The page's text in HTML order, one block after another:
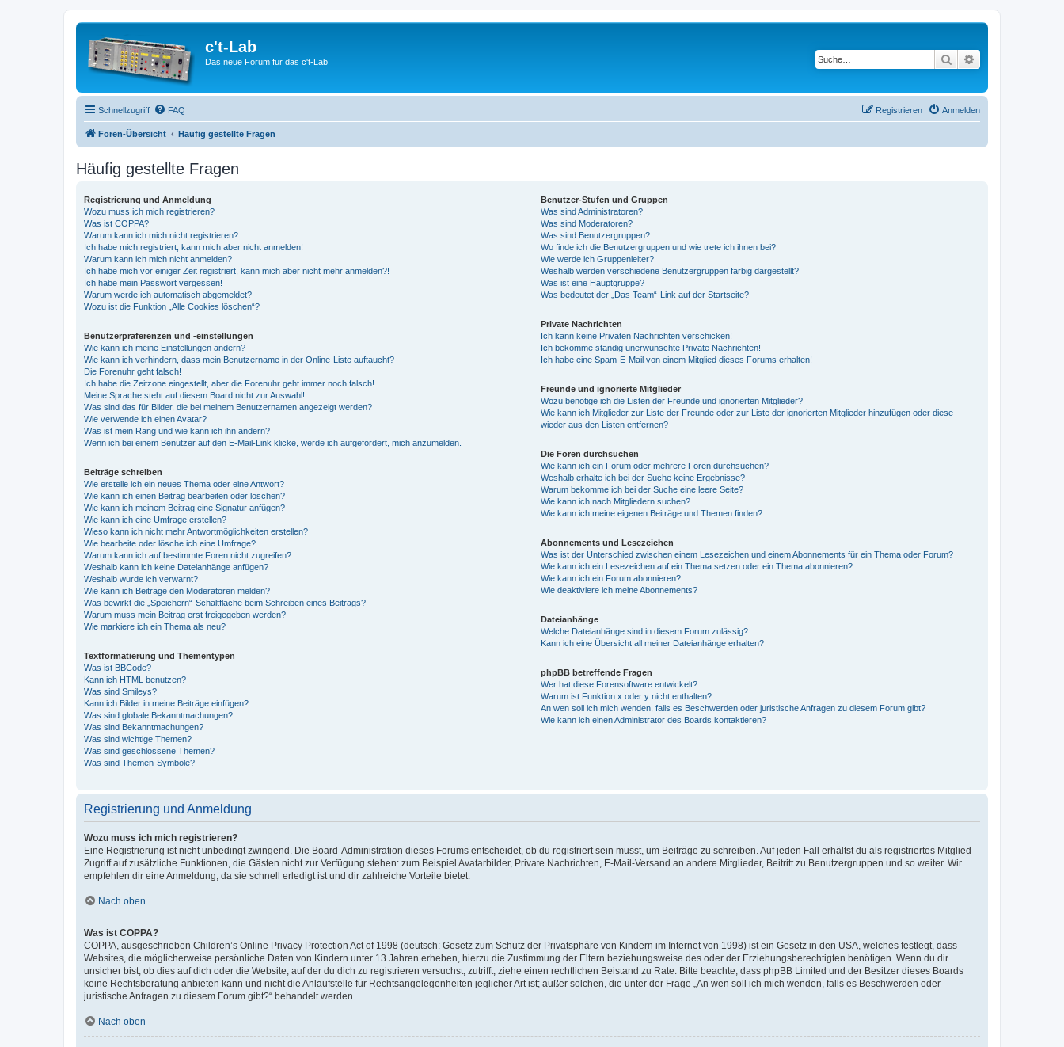
c't-Lab
Das neue Forum für das c't-Lab Suche
Schnellzugriff FAQ Anmelden
Registrieren
Foren-Übersicht Häufig gestellte Fragen
Häufig gestellte Fragen
Registrierung und Anmeldung
Wozu muss ich mich registrieren?
Was ist COPPA?
Warum kann ich mich nicht registrieren?
Ich habe mich registriert, kann mich aber nicht anmelden!
Warum kann ich mich nicht anmelden?
Ich habe mich vor einiger Zeit registriert, kann mich aber nicht mehr anmelden?!
Ich habe mein Passwort vergessen!
Warum werde ich automatisch abgemeldet?
Wozu ist die Funktion „Alle Cookies löschen“?
Benutzerpräferenzen und -einstellungen
Wie kann ich meine Einstellungen ändern?
Wie kann ich verhindern, dass mein Benutzername in der Online-Liste auftaucht?
Die Forenuhr geht falsch!
Ich habe die Zeitzone eingestellt, aber die Forenuhr geht immer noch falsch!
Meine Sprache steht auf diesem Board nicht zur Auswahl!
Was sind das für Bilder, die bei meinem Benutzernamen angezeigt werden?
Wie verwende ich einen Avatar?
Was ist mein Rang und wie kann ich ihn ändern?
Wenn ich bei einem Benutzer auf den E-Mail-Link klicke, werde ich aufgefordert, mich anzumelden.
Beiträge schreiben
Wie erstelle ich ein neues Thema oder eine Antwort?
Wie kann ich einen Beitrag bearbeiten oder löschen?
Wie kann ich meinem Beitrag eine Signatur anfügen?
Wie kann ich eine Umfrage erstellen?
Wieso kann ich nicht mehr Antwortmöglichkeiten erstellen?
Wie bearbeite oder lösche ich eine Umfrage?
Warum kann ich auf bestimmte Foren nicht zugreifen?
Weshalb kann ich keine Dateianhänge anfügen?
Weshalb wurde ich verwarnt?
Wie kann ich Beiträge den Moderatoren melden?
Was bewirkt die „Speichern“-Schaltfläche beim Schreiben eines Beitrags?
Warum muss mein Beitrag erst freigegeben werden?
Wie markiere ich ein Thema als neu?
Textformatierung und Thementypen
Was ist BBCode?
Kann ich HTML benutzen?
Was sind Smileys?
Kann ich Bilder in meine Beiträge einfügen?
Was sind globale Bekanntmachungen?
Was sind Bekanntmachungen?
Was sind wichtige Themen?
Was sind geschlossene Themen?
Was sind Themen-Symbole?
Benutzer-Stufen und Gruppen
Was sind Administratoren?
Was sind Moderatoren?
Was sind Benutzergruppen?
Wo finde ich die Benutzergruppen und wie trete ich ihnen bei?
Wie werde ich Gruppenleiter?
Weshalb werden verschiedene Benutzergruppen farbig dargestellt?
Was ist eine Hauptgruppe?
Was bedeutet der „Das Team“-Link auf der Startseite?
Private Nachrichten
Ich kann keine Privaten Nachrichten verschicken!
Ich bekomme ständig unerwünschte Private Nachrichten!
Ich habe eine Spam-E-Mail von einem Mitglied dieses Forums erhalten!
Freunde und ignorierte Mitglieder
Wozu benötige ich die Listen der Freunde und ignorierten Mitglieder?
Wie kann ich Mitglieder zur Liste der Freunde oder zur Liste der ignorierten Mitglieder hinzufügen oder diese
wieder aus den Listen entfernen?
Die Foren durchsuchen
Wie kann ich ein Forum oder mehrere Foren durchsuchen?
Weshalb erhalte ich bei der Suche keine Ergebnisse?
Warum bekomme ich bei der Suche eine leere Seite?
Wie kann ich nach Mitgliedern suchen?
Wie kann ich meine eigenen Beiträge und Themen finden?
Abonnements und Lesezeichen
Was ist der Unterschied zwischen einem Lesezeichen und einem Abonnements für ein Thema oder Forum?
Wie kann ich ein Lesezeichen auf ein Thema setzen oder ein Thema abonnieren?
Wie kann ich ein Forum abonnieren?
Wie deaktiviere ich meine Abonnements?
Dateianhänge
Welche Dateianhänge sind in diesem Forum zulässig?
Kann ich eine Übersicht all meiner Dateianhänge erhalten?
phpBB betreffende Fragen
Wer hat diese Forensoftware entwickelt?
Warum ist Funktion x oder y nicht enthalten?
An wen soll ich mich wenden, falls es Beschwerden oder juristische Anfragen zu diesem Forum gibt?
Wie kann ich einen Administrator des Boards kontaktieren?
Registrierung und Anmeldung
Wozu muss ich mich registrieren?
Eine Registrierung ist nicht unbedingt zwingend. Die Board-Administration dieses Forums entscheidet, ob du registriert sein musst, um Beiträge zu schreiben. Auf jeden Fall erhältst du als registriertes Mitglied
Zugriff auf zusätzliche Funktionen, die Gästen nicht zur Verfügung stehen: zum Beispiel Avatarbilder, Private Nachrichten, E-Mail-Versand an andere Mitglieder, Beitritt zu Benutzergruppen und so weiter. Wir
empfehlen dir eine Anmeldung, da sie schnell erledigt ist und dir zahlreiche Vorteile bietet.
Nach oben
Was ist COPPA?
COPPA, ausgeschrieben Children’s Online Privacy Protection Act of 1998 (deutsch: Gesetz zum Schutz der Privatsphäre von Kindern im Internet von 1998) ist ein Gesetz in den USA, welches festlegt, dass
Websites, die möglicherweise persönliche Daten von Kindern unter 13 Jahren erheben, hierzu die Zustimmung der Eltern beziehungsweise des oder der Erziehungsberechtigten benötigen. Wenn du dir
unsicher bist, ob dies auf dich oder die Website, auf der du dich zu registrieren versuchst, zutrifft, ziehe einen rechtlichen Beistand zu Rate. Bitte beachte, dass phpBB Limited und der Besitzer dieses Boards
keine Rechtsberatung anbieten kann und nicht die Anlaufstelle für Rechtsangelegenheiten jeglicher Art ist; außer solchen, die unter der Frage „An wen soll ich mich wenden, falls es Beschwerden oder
juristische Anfragen zu diesem Forum gibt?“ behandelt werden.
Nach oben